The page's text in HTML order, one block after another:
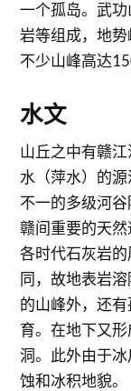
一个孤岛。武
岩等组成，地势
不少山峰高达
水文
山丘之中有赣
水（萍水）的
不一的多级河
赣间重要的天
各时代石灰岩
同，故地表岩
的山峰外，还
育。在地下又
洞。此外由于
蚀和冰积地貌。